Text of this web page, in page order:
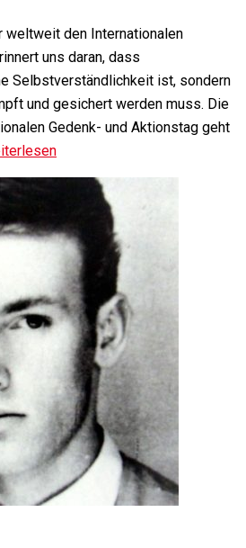
weltweit den Internationalen
uns daran, dass
Selbstverständlichkeit ist, sondern
und gesichert werden muss. Die
Gedenk- und Aktionstag geht